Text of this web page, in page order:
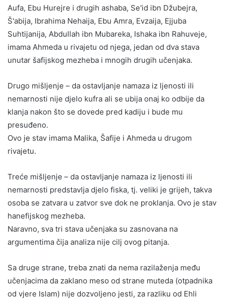
Aufa, Ebu Hurejre i drugih ashaba, Se'id ibn Džubejra,
Š'abija, Ibrahima Nehaija, Ebu Amra, Evzaija, Ejjuba
Suhtijanija, Abdullah ibn Mubareka, Ishaka ibn Rahuveje,
imama Ahmeda u rivajetu od njega, jedan od dva stava
unutar šafijskog mezheba i mnogih drugih učenjaka.
Drugo mišljenje – da ostavljanje namaza iz ljenosti ili
nemarnosti nije djelo kufra ali se ubija onaj ko odbije da
klanja nakon što se dovede pred kadiju i bude mu
presuđeno.
Ovo je stav imama Malika, Šafije i Ahmeda u drugom
rivajetu.
Treće mišljenje – da ostavljanje namaza iz ljenosti ili
nemarnosti predstavlja djelo fiska, tj. veliki je grijeh, takva
osoba se zatvara u zatvor sve dok ne proklanja. Ovo je stav
hanefijskog mezheba.
Naravno, sva tri stava učenjaka su zasnovana na
argumentima čija analiza nije cilj ovog pitanja.
Sa druge strane, treba znati da nema razilaženja među
učenjacima da zaklano meso od strane muteda (otpadnika
od vjere Islam) nije dozvoljeno jesti, za razliku od Ehli